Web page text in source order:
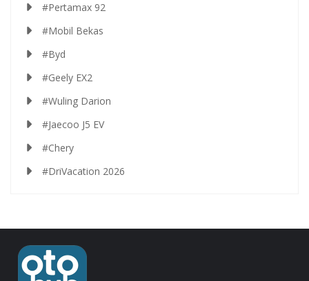
#Pertamax 92
#Mobil Bekas
#Byd
#Geely EX2
#Wuling Darion
#Jaecoo J5 EV
#Chery
#DriVacation 2026